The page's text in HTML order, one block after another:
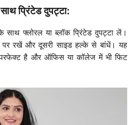
प्रिंटेड दुपट्टा:
साथ फ्लोरल या ब्लॉक प्रिंटेड दुपट्टा लें।
रखें और दूसरी साइड हल्के से बांधें। यह
है और ऑफिस या कॉलेज में भी फिट